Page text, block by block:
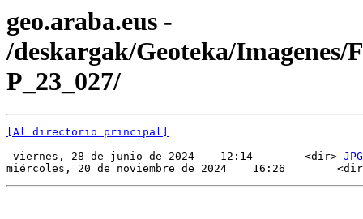
geo.araba.eus -
/deskargak/Geoteka/Imagenes/
P_23_027/
[Al directorio principal]
viernes, 28 de junio de 2024    12:14        <dir> JPG
miércoles, 20 de noviembre de 2024    16:26